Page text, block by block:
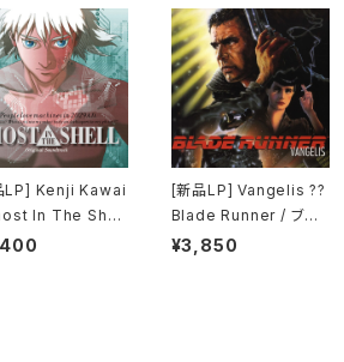
LP] Kenji Kawai
In The Shell
Soundtrac
[新品LP] Vangelis ??
Blade Runner / ブレ
ードランナー
¥3,850